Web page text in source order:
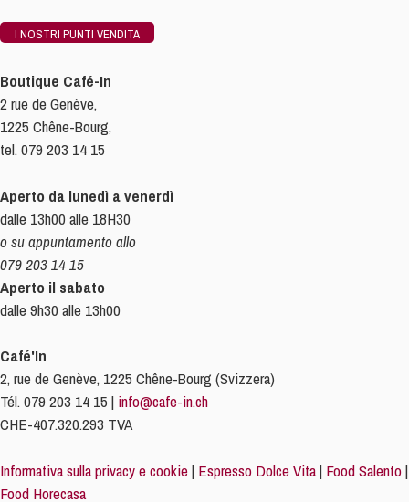
I NOSTRI PUNTI VENDITA
Boutique Café-In
2 rue de Genève,
1225 Chêne-Bourg,
tel. 079 203 14 15
Aperto da lunedì a venerdì
dalle 13h00 alle 18H30
o su appuntamento allo
079 203 14 15
Aperto il sabato
dalle 9h30 alle 13h00
Café'In
2, rue de Genève, 1225 Chêne-Bourg (Svizzera)
Tél. 079 203 14 15 | info@cafe-in.ch
CHE-407.320.293 TVA
Informativa sulla privacy e cookie| Espresso Dolce Vita| Food Salento|
Food Horecasa